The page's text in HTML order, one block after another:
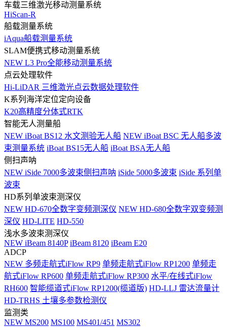
车载三维激光移动测量系统
HiScan-R
船载测量系统
iAqua船载测量系统
SLAM便携式移动测量系统
NEW L3 Pro全能移动测量系统
点云处理软件
Hi-LiDAR 三维激光点云数据处理软件
K系列海洋定位定向设备
K20高精度分体式RTK
智能无人测量船
NEW iBoat BS12 水文测验无人船 NEW iBoat BSC 无人船多波
束测量系统 iBoat BS15无人船 iBoat BSA无人船
侧扫声呐
NEW iSide 7000多波束侧扫声呐 iSide 5000多波束 iSide 系列单
波束
HD系列单波束测深仪
NEW HD-670全数字变频测深仪 NEW HD-680全数字双变频测
深仪 HD-LITE HD-550
浅水多波束测深仪
NEW iBeam 8140P iBeam 8120 iBeam E20
ADCP
NEW 多频走航式iFlow RP9 单频走航式iFlow RP1200 单频走
航式iFlow RP600 单频走航式iFlow RP300 水平/在线式iFlow
RH600 智能缆道式iFlow RP1200(缆道版) HD-LLJ 雷达流量计
HD-TRHS 土壤多参数检测仪
监测类
NEW MS200 MS100 MS401/451 MS302